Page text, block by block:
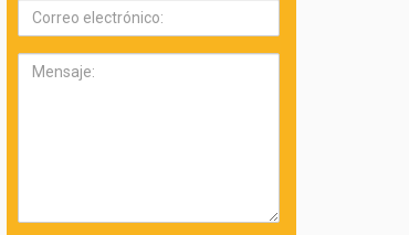
Correo
electrónico:
Mensaje: